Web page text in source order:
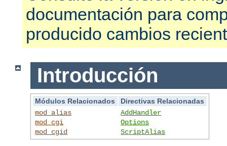
documentación para
producido cambios
Introducción
Módulos Relacionados
Directivas Relacionadas
mod_alias
mod_cgi
mod_cgid
AddHandler
Options
ScriptAlias